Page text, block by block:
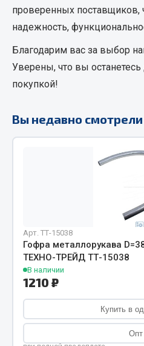
Трубки, муфты, гайки
Угольники
Фитинги
Весь раздел
Измерительный инструмент
Крепежный инструмент
Режущий инструмент
Силовое оборудование
Слесарный инструмент
Столярный инструмент
Показать
проверенных поставщиков,
надежность,
Благодарим вас за выбор
Уверены, что вы
покупкой!
Вы недавно смотрели
Арт. ТТ-15038
Гофра металлорукава
ТЕХНО-ТРЕЙД ТТ-15038
В наличии
1210 ₽
Купить в
Опт